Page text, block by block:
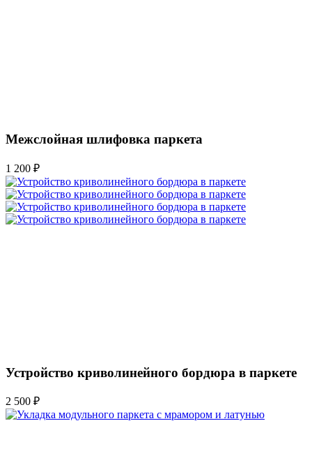
Межслойная шлифовка паркета
1 200 ₽
Устройство криволинейного бордюра в паркете
2 500 ₽